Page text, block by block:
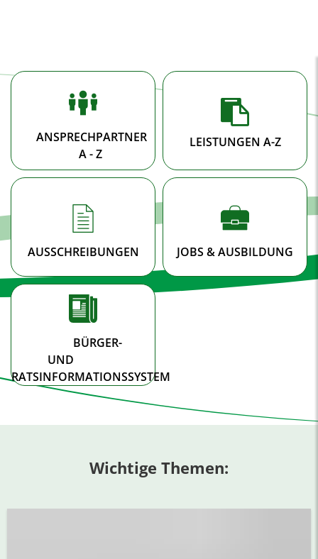
Startseite
ANSPRECHPARTNER
A - Z
LEISTUNGEN A-Z
AUSSCHREIBUNGEN JOBS & AUSBILDUNG
BÜRGER-
UND
RATSINFORMATIONSSYSTEM
Wichtige Themen: